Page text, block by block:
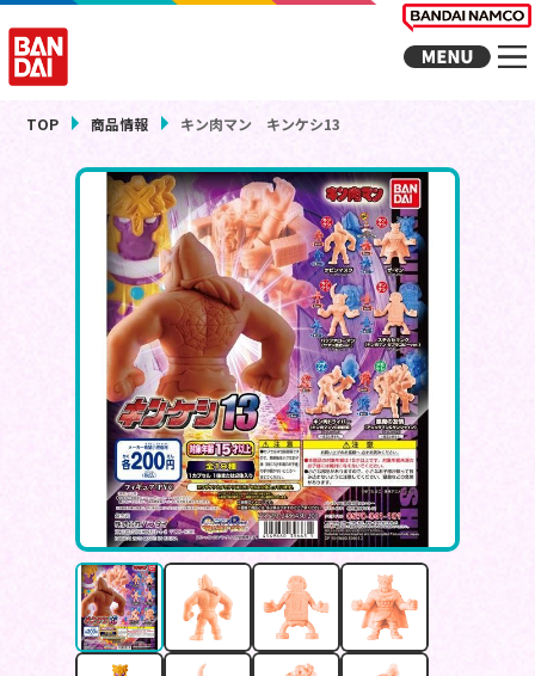
TOP 商品情報 キン肉マン キンケシ13